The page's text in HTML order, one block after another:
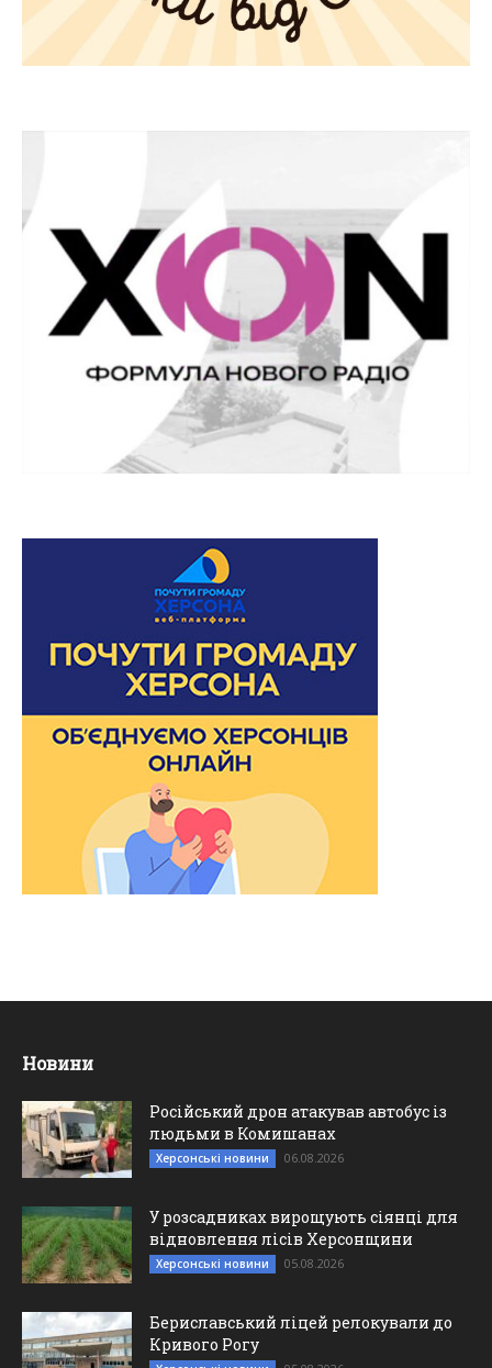
Новини
Російський дрон атакував автобус із
людьми в Комишанах
Херсонські новини 06.08.2026
У розсадниках вирощують сіянці для
відновлення лісів Херсонщини
Херсонські новини 05.08.2026
Бериславський ліцей релокували до
Кривого Рогу